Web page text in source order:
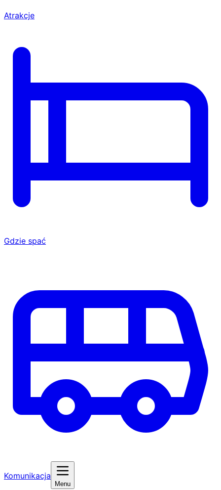
Atrakcje
Gdzie spać
Komunikacja
Menu